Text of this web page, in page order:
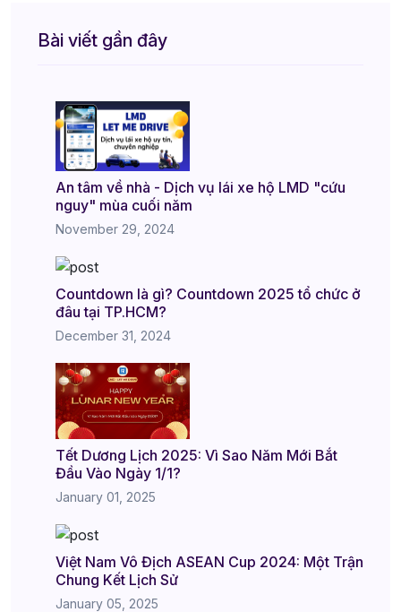
Bài viết gần đây
An tâm về nhà - Dịch vụ lái xe hộ LMD "cứu
nguy" mùa cuối năm
November 29, 2024
Countdown là gì? Countdown 2025 tổ chức ở
đâu tại TP.HCM?
December 31, 2024
Tết Dương Lịch 2025: Vì Sao Năm Mới Bắt
Đầu Vào Ngày 1/1?
January 01, 2025
Việt Nam Vô Địch ASEAN Cup 2024: Một Trận
Chung Kết Lịch Sử
January 05, 2025